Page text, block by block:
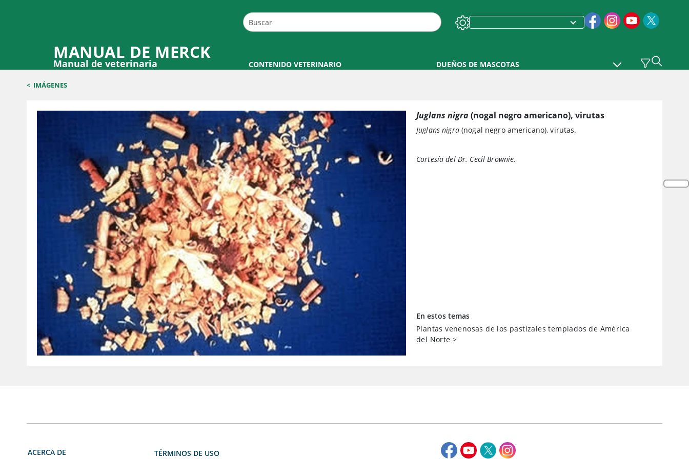
MANUAL DE MERCK
Manual de veterinaria CONTENIDO VETERINARIO DUEÑOS DE MASCOTAS
< IMÁGENES
Juglans nigra(nogal negro americano), virutas
Juglans nigra(nogal negro americano), virutas.
Cortesía del Dr. Cecil Brownie.
En estos temas
Plantas venenosas de los pastizales templados de América
del Norte >
ACERCA DE TÉRMINOS DE USO